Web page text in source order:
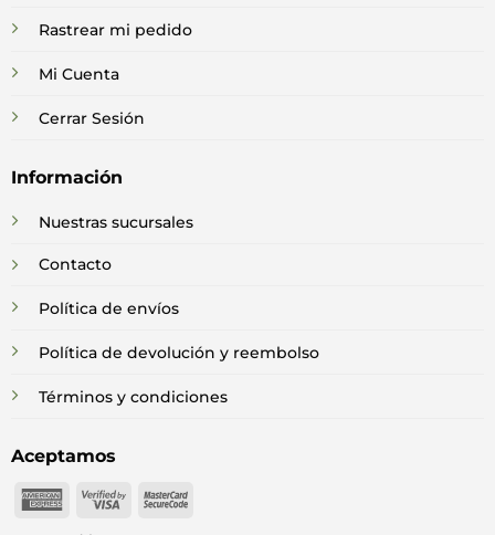
Rastrear mi pedido
Mi Cuenta
Cerrar Sesión
Información
Nuestras sucursales
Contacto
Política de envíos
Política de devolución y reembolso
Términos y condiciones
Aceptamos
American
Visa
MasterCard